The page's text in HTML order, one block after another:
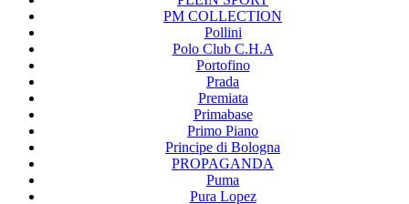
PM COLLECTION
Pollini
Polo Club C.H.A
Portofino
Prada
Premiata
Primabase
Primo Piano
Principe di Bologna
PROPAGANDA
Puma
Pura Lopez